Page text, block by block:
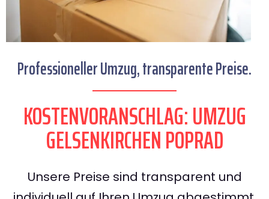
Professioneller Umzug, transparente Preise.
KOSTENVORANSCHLAG: UMZUG
GELSENKIRCHEN POPRAD
Unsere Preise sind transparent und